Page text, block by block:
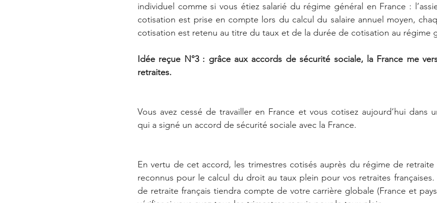
individuel comme si vous étiez salarié du régime général en France :
cotisation est prise en compte lors du calcul du salaire annuel moyen,
cotisation est retenu au titre du taux et de la durée de cotisation au régime
Idée reçue N°3 : grâce aux accords de sécurité sociale, la France me
retraites.
Vous avez cessé de travailler en France et vous cotisez aujourd’hui dans
qui a signé un accord de sécurité sociale avec la France.
En vertu de cet accord, les trimestres cotisés auprès du régime de
reconnus pour le calcul du droit au taux plein pour vos retraites
de retraite français tiendra compte de votre carrière globale (France et